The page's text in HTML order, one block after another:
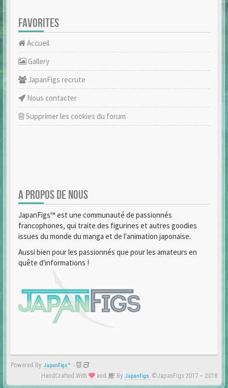
FAVORITES
Accueil
Gallery
JapanFigs recrute
Nous contacter
Supprimer les cookies du forum
A PROPOS DE NOUS
JapanFigs™ est une communauté de passionnés
francophones, qui traite des figurines et autres goodies
issues du monde du manga et de l'animation japonaise.
Aussi bien pour les passionnés que pour les amateurs en
quête d'informations !
Powered By JapanFigs™ -
HandCrafted With
and By JapanFigs ©JapanFigs 2017 ~ 2018